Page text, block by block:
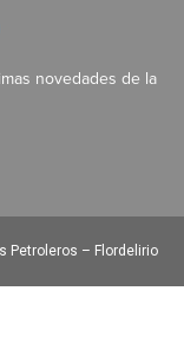
novedades de la
Petroleros – Flordelirio